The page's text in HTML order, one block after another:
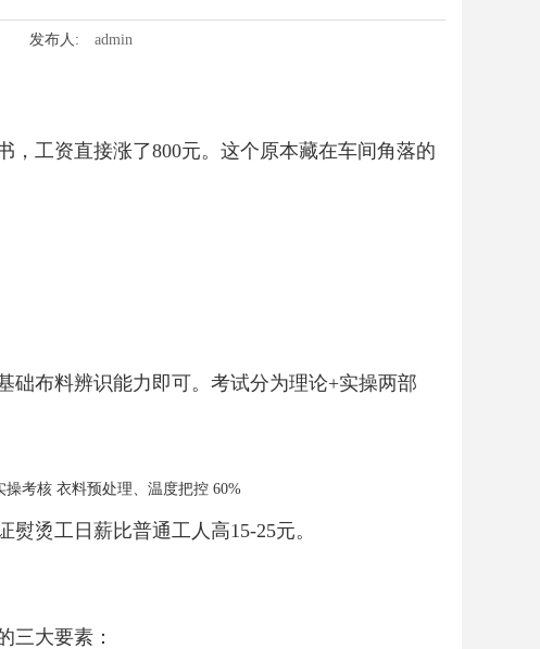
发布人: admin
工资直接涨了800元。这个原本藏在车间角落的
础布料辨识能力即可。考试分为理论+实操两部
考核 衣料预处理、温度把控 60%
烫工日薪比普通工人高15-25元。
三大要素：